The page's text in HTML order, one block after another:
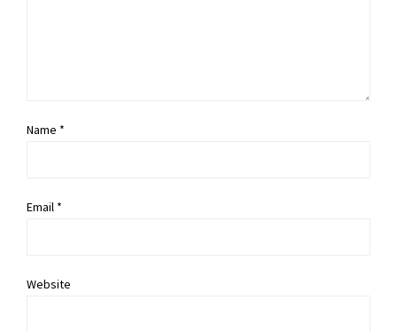
Name *
Email *
Website